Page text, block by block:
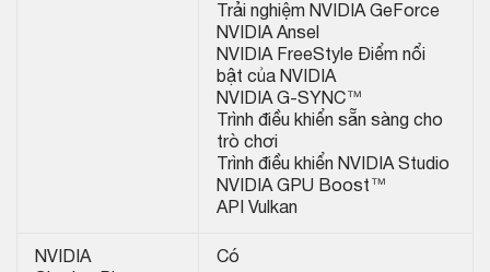
Trải nghiệm NVIDIA GeForce
NVIDIA Ansel
NVIDIA FreeStyle Điểm nổi
bật của NVIDIA
NVIDIA G-SYNC™
Trình điều khiển sẵn sàng cho
trò chơi
Trình điều khiển NVIDIA Studio
NVIDIA GPU Boost™
API Vulkan
NVIDIA
Có